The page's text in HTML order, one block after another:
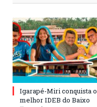
Igarapé-Miri conquista o
melhor IDEB do Baixo